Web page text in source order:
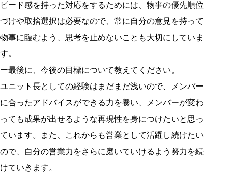
ピード感を持った対応をするためには、物事の優先順位
づけや取捨選択は必要なので、常に自分の意見を持って
物事に臨むよう、思考を止めないことも大切にしていま
す。
ー最後に、今後の目標について教えてください。
ユニット長としての経験はまだまだ浅いので、メンバー
に合ったアドバイスができる力を養い、メンバーが変わ
っても成果が出せるような再現性を身につけたいと思っ
ています。また、これからも営業として活躍し続けたい
ので、自分の営業力をさらに磨いていけるよう努力を続
けていきます。